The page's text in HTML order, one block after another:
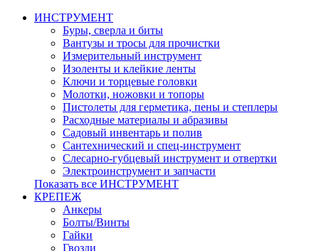
ИНСТРУМЕНТ
Буры, сверла и биты
Вантузы и тросы для прочистки
Измерительный инструмент
Изоленты и клейкие ленты
Ключи и торцевые головки
Молотки, ножовки и топоры
Пистолеты для герметика, пены и степлеры
Расходные материалы и абразивы
Садовый инвентарь и полив
Сантехнический и спец-инструмент
Слесарно-губцевый инструмент и отвертки
Электроинструмент и запчасти
Показать все ИНСТРУМЕНТ
КРЕПЕЖ
Анкеры
Болты/Винты
Гайки
Гвозди